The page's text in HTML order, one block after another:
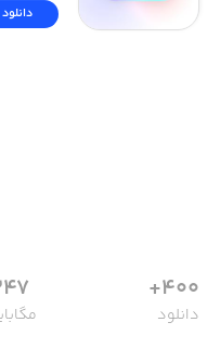
دانلود
400+
دانلود